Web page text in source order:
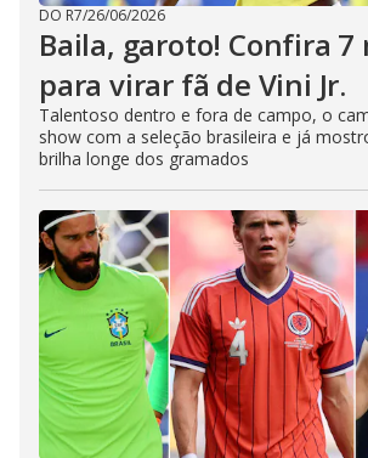
DO R7/26/06/2026
Baila, garoto! Confira 7
para virar fã de Vini Jr.
Talentoso dentro e fora de campo, o
show com a seleção brasileira e já
brilha longe dos gramados